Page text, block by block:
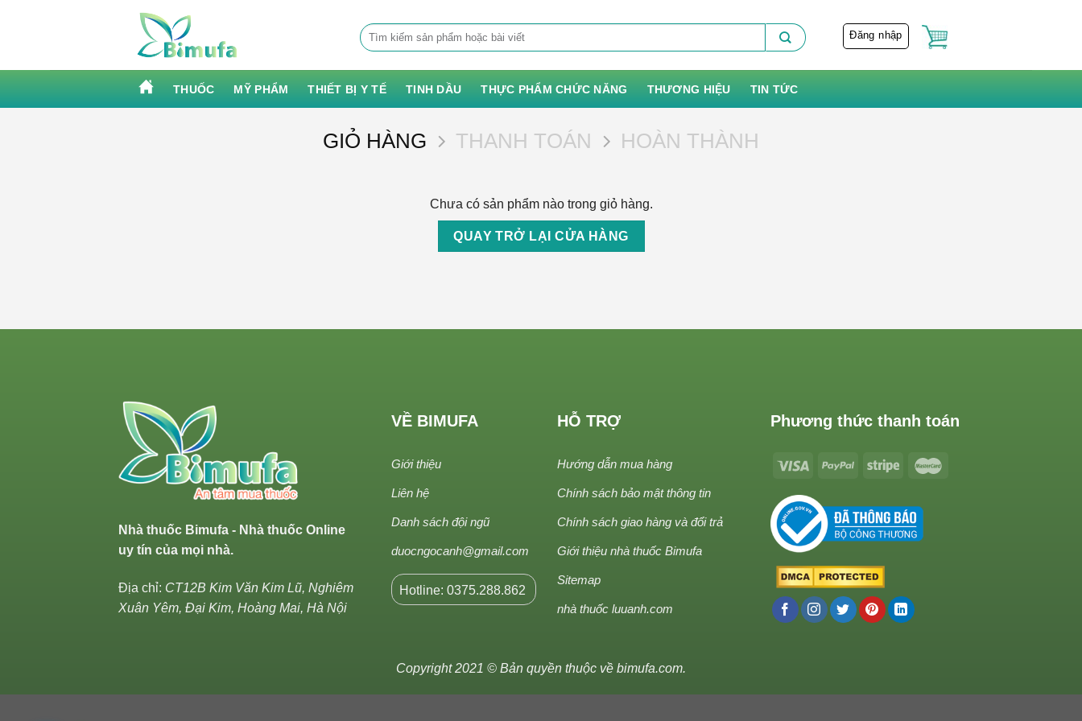
Tìm
kiếm:
Đăng nhập
THUỐC MỸ PHẨM THIẾT BỊ Y TẾ TINH DẦU THỰC PHẨM CHỨC NĂNG THƯƠNG HIỆU TIN TỨC
GIỎ HÀNG THANH TOÁN HOÀN THÀNH
Chưa có sản phẩm nào trong giỏ hàng.
QUAY TRỞ LẠI CỬA HÀNG
Nhà thuốc Bimufa - Nhà thuốc Online
uy tín của mọi nhà.
Địa chỉ: CT12B Kim Văn Kim Lũ, Nghiêm
Xuân Yêm, Đại Kim, Hoàng Mai, Hà Nội
VỀ BIMUFA
Giới thiệu
Liên hệ
Danh sách đội ngũ
duocngocanh@gmail.com
Hotline: 0375.288.862
HỖ TRỢ
Hướng dẫn mua hàng
Chính sách bảo mật thông tin
Chính sách giao hàng và đổi trả
Giới thiệu nhà thuốc Bimufa
Sitemap
nhà thuốc luuanh.com
Phương thức thanh toán
Copyright 2021 © Bản quyền thuộc về bimufa.com.